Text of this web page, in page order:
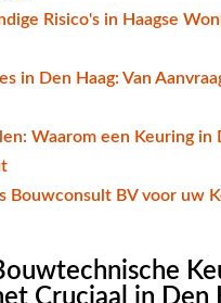
Risico's in Haagse
in Den Haag: Van
Waarom een Keuring in
Bouwconsult BV voor uw
Cruciaal in Den